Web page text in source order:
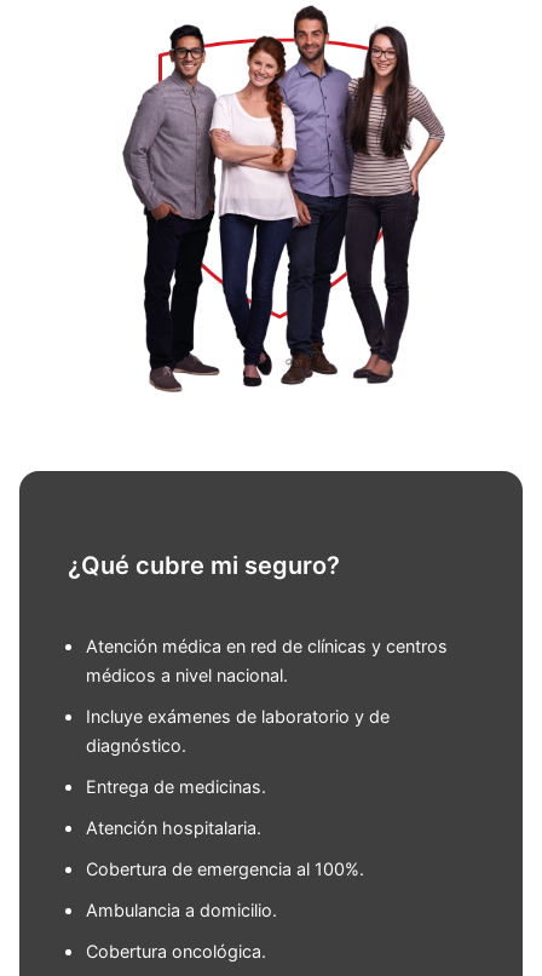
¿Qué cubre mi seguro?
Atención médica en red de clínicas y centros
médicos a nivel nacional.
Incluye exámenes de laboratorio y de
diagnóstico.
Entrega de medicinas.
Atención hospitalaria.
Cobertura de emergencia al 100%.
Ambulancia a domicilio.
Cobertura oncológica.